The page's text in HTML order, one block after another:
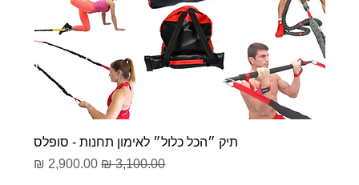
תיק ״הכל כלול״ לאימון תחנות - סופלס
מחיר רגיל‏3,100.00 ‏₪ מחיר מבצע